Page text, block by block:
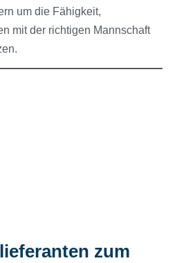
um die Fähigkeit,
mit der richtigen Mannschaft
zum